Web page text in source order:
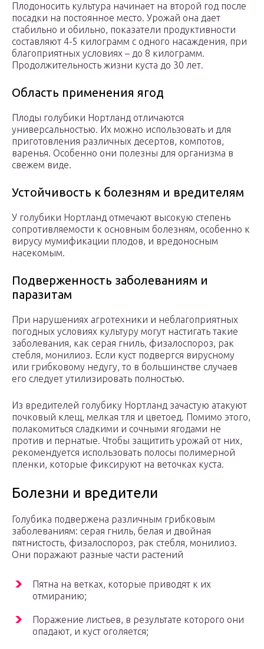
Плодоносить культура начинает на второй год после
посадки на постоянное место. Урожай она дает
стабильно и обильно, показатели продуктивности
составляют 4-5 килограмм с одного насаждения, при
благоприятных условиях – до 8 килограмм.
Продолжительность жизни куста до 30 лет.
Область применения ягод
Плоды голубики Нортланд отличаются
универсальностью. Их можно использовать и для
приготовления различных десертов, компотов,
варенья. Особенно они полезны для организма в
свежем виде.
Устойчивость к болезням и вредителям
У голубики Нортланд отмечают высокую степень
сопротивляемости к основным болезням, особенно к
вирусу мумификации плодов, и вредоносным
насекомым.
Подверженность заболеваниям и
паразитам
При нарушениях агротехники и неблагоприятных
погодных условиях культуру могут настигать такие
заболевания, как серая гниль, физалоспороз, рак
стебля, монилиоз. Если куст подвергся вирусному
или грибковому недугу, то в большинстве случаев
его следует утилизировать полностью.
Из вредителей голубику Нортланд зачастую атакуют
почковый клещ, мелкая тля и цветоед. Помимо этого,
полакомиться сладкими и сочными ягодами не
против и пернатые. Чтобы защитить урожай от них,
рекомендуется использовать полосы полимерной
пленки, которые фиксируют на веточках куста.
Болезни и вредители
Голубика подвержена различным грибковым
заболеваниям: серая гниль, белая и двойная
пятнистость, физалоспороз, рак стебля, монилиоз.
Они поражают разные части растений
Пятна на ветках, которые приводят к их
отмиранию;
Поражение листьев, в результате которого они
опадают, и куст оголяется;